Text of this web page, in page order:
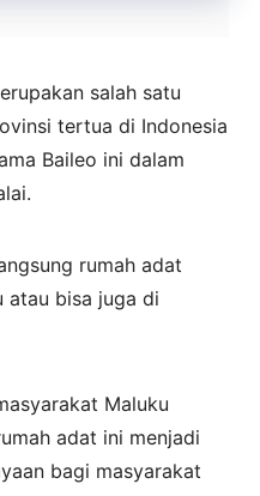
salah satu
tertua di Indonesia
Baileo ini dalam
rumah adat
atau bisa juga di
Maluku
adat ini menjadi
bagi masyarakat